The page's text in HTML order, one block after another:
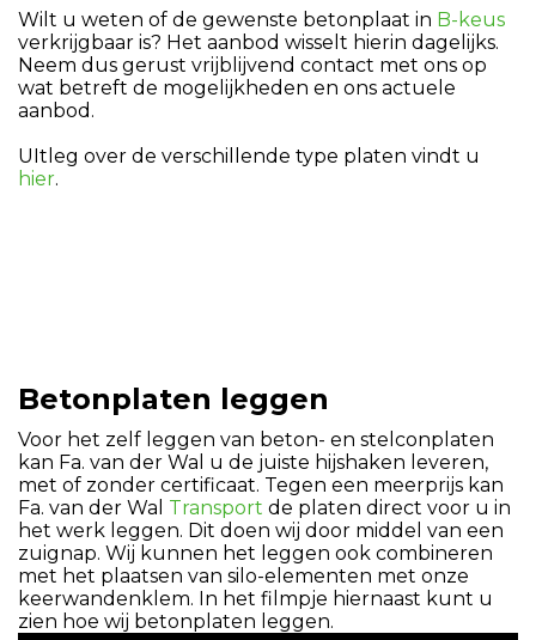
Wilt u weten of de gewenste betonplaat in B-keus
verkrijgbaar is? Het aanbod wisselt hierin dagelijks.
Neem dus gerust vrijblijvend contact met ons op
wat betreft de mogelijkheden en ons actuele
aanbod.
UItleg over de verschillende type platen vindt u
hier.
Betonplaten leggen
Voor het zelf leggen van beton- en stelconplaten
kan Fa. van der Wal u de juiste hijshaken leveren,
met of zonder certificaat. Tegen een meerprijs kan
Fa. van der Wal Transport de platen direct voor u in
het werk leggen. Dit doen wij door middel van een
zuignap. Wij kunnen het leggen ook combineren
met het plaatsen van silo-elementen met onze
keerwandenklem. In het filmpje hiernaast kunt u
zien hoe wij betonplaten leggen.